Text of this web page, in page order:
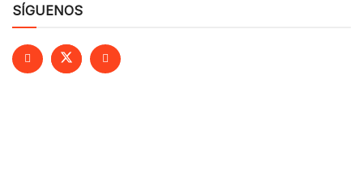
SÍGUENOS